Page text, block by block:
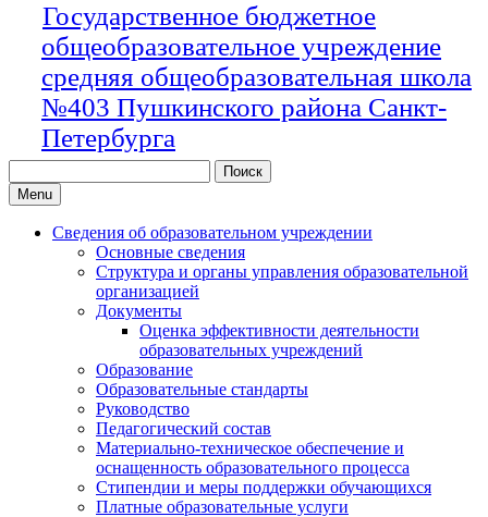
Государственное бюджетное
общеобразовательное учреждение
средняя общеобразовательная школа
№403 Пушкинского района Санкт-
Петербурга
for:Menu
Сведения об образовательном учреждении
Основные сведения
Структура и органы управления образовательной
организацией
Документы
Оценка эффективности деятельности
образовательных учреждений
Образование
Образовательные стандарты
Руководство
Педагогический состав
Материально-техническое обеспечение и
оснащенность образовательного процесса
Стипендии и меры поддержки обучающихся
Платные образовательные услуги